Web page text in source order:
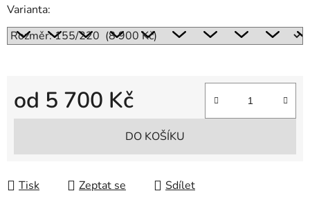
Varianta:
od 5 700 Kč
Měrná cena:
DO KOŠÍKU
Tisk Zeptat se Sdílet